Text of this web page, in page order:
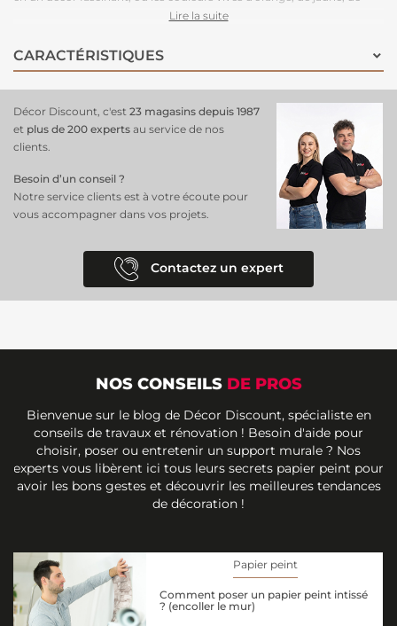
bleu et de rose insufflent une ambiance positive et joyeuse. Des
marines, apportant un effet vivant et dynamique à la pièce. Non
seulement cepapier peint panoramiquecrée un plaisir visuel, mais il
Lire la suite
CARACTÉRISTIQUES
Décor Discount, c'est 23 magasins depuis 1987
et plus de 200 experts au service de nos
clients.
Besoin d’un conseil ?
Notre service clients est à votre écoute pour
vous accompagner dans vos projets.
Contactez un expert
NOS CONSEILS DE PROS
Bienvenue sur le blog de Décor Discount, spécialiste en
conseils de travaux et rénovation ! Besoin d'aide pour
choisir, poser ou entretenir un support murale ? Nos
experts vous libèrent ici tous leurs secrets papier peint pour
avoir les bons gestes et découvrir les meilleures tendances
de décoration !
Papier peint
Comment poser un papier peint intissé
? (encoller le mur)